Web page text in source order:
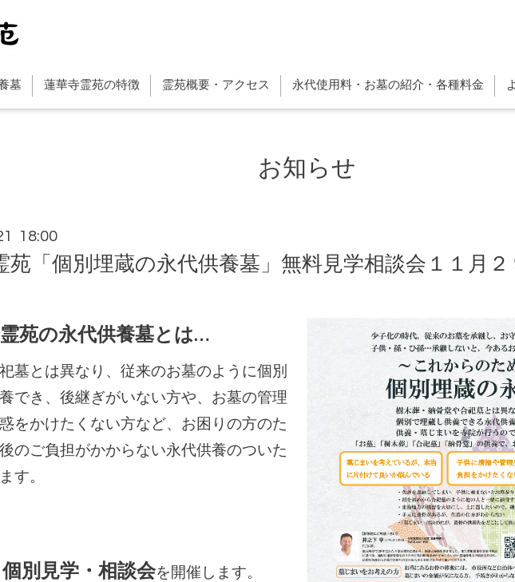
墓 蓮華寺霊苑の特徴 霊苑概要・アクセス 永代使用料・お墓の紹介・各種料金
お知らせ
18:00
苑「個別埋蔵の永代供養墓」無料見学相談会１１月２
苑の永代供養墓とは…
墓とは異なり、従来のお墓のように個別
でき、後継ぎがいない方や、お墓の管理
をかけたくない方など、お困りの方のた
のご負担がかからない永代供養のついた
す。
別見学・相談会を開催します。